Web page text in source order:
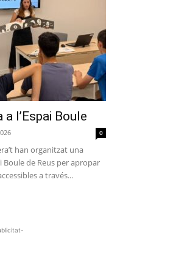
l’Espai Boule
0
han organitzat una
Boule de Reus per apropar
a través...